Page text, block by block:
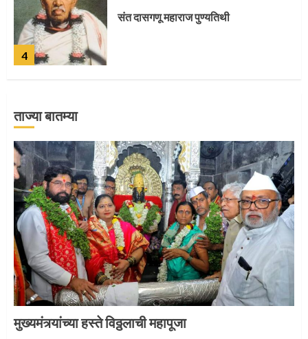
5
जवानाला मिळाला महापूजेचा मान
1
2
नगरच्या काळे दाम्पत्याला महापूजेचा मान
ताज्या बातम्या
मुख्यमंत्र्यांच्या हस्ते विठ्ठलाची महापूजा